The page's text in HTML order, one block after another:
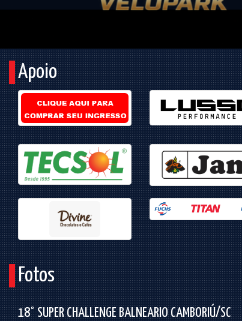
Apoio
Fotos
18° SUPER CHALLENGE BALNEARIO CAMBORIÚ/SC